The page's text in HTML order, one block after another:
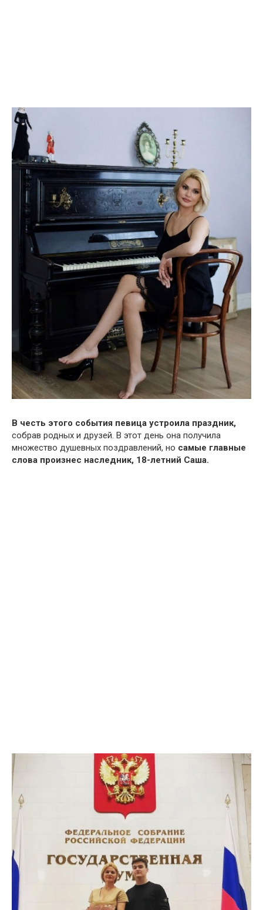
В честь этого события певица устроила праздник,
собрав родных и друзей. В этот день она получила
множество душевных поздравлений, но самые главные
слова произнес наследник, 18-летний Саша.